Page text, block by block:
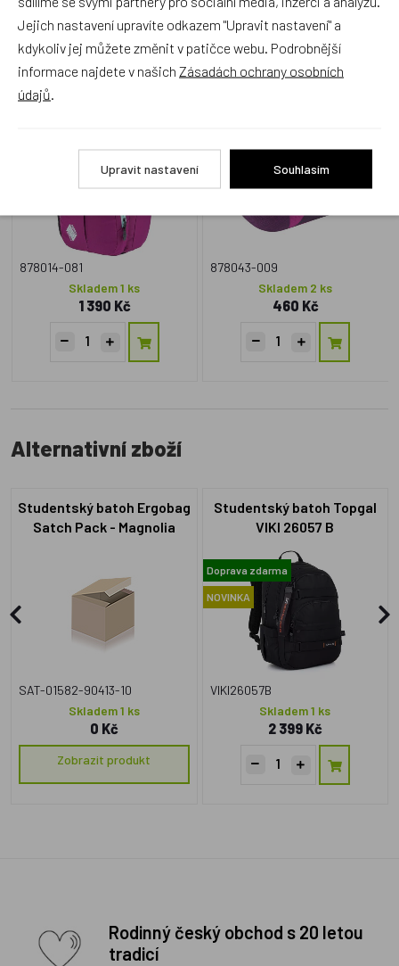
Zboží se stejným motivem
NITRO.18J batoh CHASE
878014-081
Skladem 1 ks
1 390 Kč
NITRO penál PENCIL CASE
878043-009
Skladem 2 ks
460 Kč
Alternativní zboží
Studentský batoh Ergobag
Satch Pack - Magnolia
SAT-01582-90413-10
Skladem 1 ks
0 Kč
Zobrazit produkt
Studentský batoh Topgal
VIKI 26057 B
Doprava zdarma
NOVINKA
VIKI26057B
Skladem 1 ks
2 399 Kč
Rodinný český obchod s 20 letou
tradicí
Jejich nastavení upravíte odkazem "Upravit nastavení" a
kdykoliv jej můžete změnit v patičce webu. Podrobnější
informace najdete v našich Zásadách ochrany osobních
údajů
Upravit nastavení Souhlasím